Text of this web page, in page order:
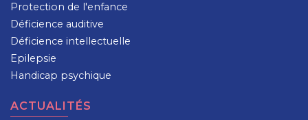
Protection de l'enfance
Déficience auditive
Déficience intellectuelle
Epilepsie
Handicap psychique
ACTUALITÉS